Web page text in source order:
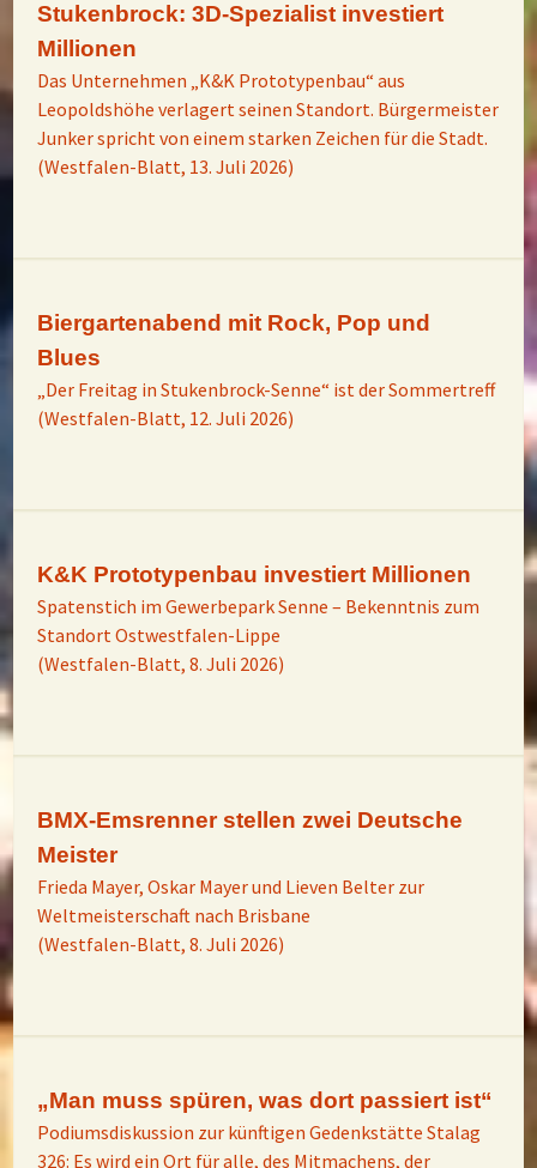
Stukenbrock: 3D-Spezialist investiert
Millionen
Das Unternehmen „K&K Prototypenbau“ aus
Leopoldshöhe verlagert seinen Standort. Bürgermeister
Junker spricht von einem starken Zeichen für die Stadt.
(Westfalen-Blatt, 13. Juli 2026)
Biergartenabend mit Rock, Pop und
Blues
„Der Freitag in Stukenbrock-Senne“ ist der Sommertreff
(Westfalen-Blatt, 12. Juli 2026)
K&K Prototypenbau investiert Millionen
Spatenstich im Gewerbepark Senne – Bekenntnis zum
Standort Ostwestfalen-Lippe
(Westfalen-Blatt, 8. Juli 2026)
BMX-Emsrenner stellen zwei Deutsche
Meister
Frieda Mayer, Oskar Mayer und Lieven Belter zur
Weltmeisterschaft nach Brisbane
(Westfalen-Blatt, 8. Juli 2026)
„Man muss spüren, was dort passiert ist“
Podiumsdiskussion zur künftigen Gedenkstätte Stalag
326: Es wird ein Ort für alle, des Mitmachens, der